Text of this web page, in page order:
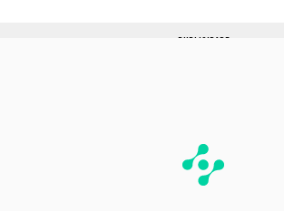
PUBLICIDADE